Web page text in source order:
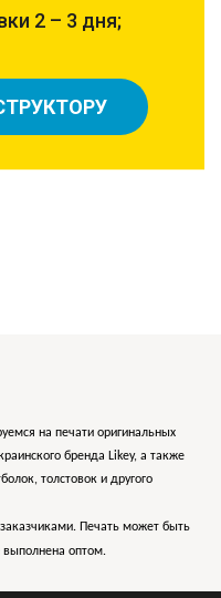
2 – 3 дня;
на печати оригинальных
бренда Likey, а также
толстовок и другого
Печать может быть
выполнена оптом.